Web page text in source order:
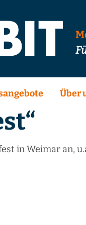
Über
in Weimar an,